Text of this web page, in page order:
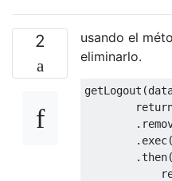
2
usando el
eliminarlo.
getLogout (
.
. exec
.then(